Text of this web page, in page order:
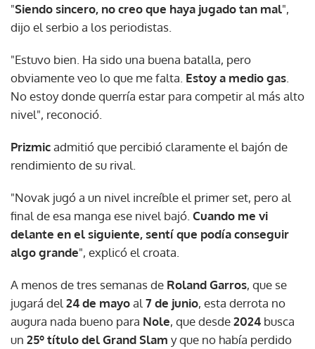
"Siendo sincero, no creo que haya jugado tan mal",
dijo el serbio a los periodistas.
"Estuvo bien. Ha sido una buena batalla, pero
obviamente veo lo que me falta. Estoy a medio gas
No estoy donde querría estar para competir al más alto
nivel", reconoció.
Prizmicadmitió que percibió claramente el bajón de
rendimiento de su rival.
"Novak jugó a un nivel increíble el primer set, pero al
final de esa manga ese nivel bajó. Cuando me vi
delante en el siguiente, sentí que podía conseguir
algo grande", explicó el croata.
A menos de tres semanas de Roland Garros, que se
jugará del 24 de mayoal 7 de junio, esta derrota no
augura nada bueno para Nole, que desde2024 busca
un 25º título del Grand Slam y que no había perdido